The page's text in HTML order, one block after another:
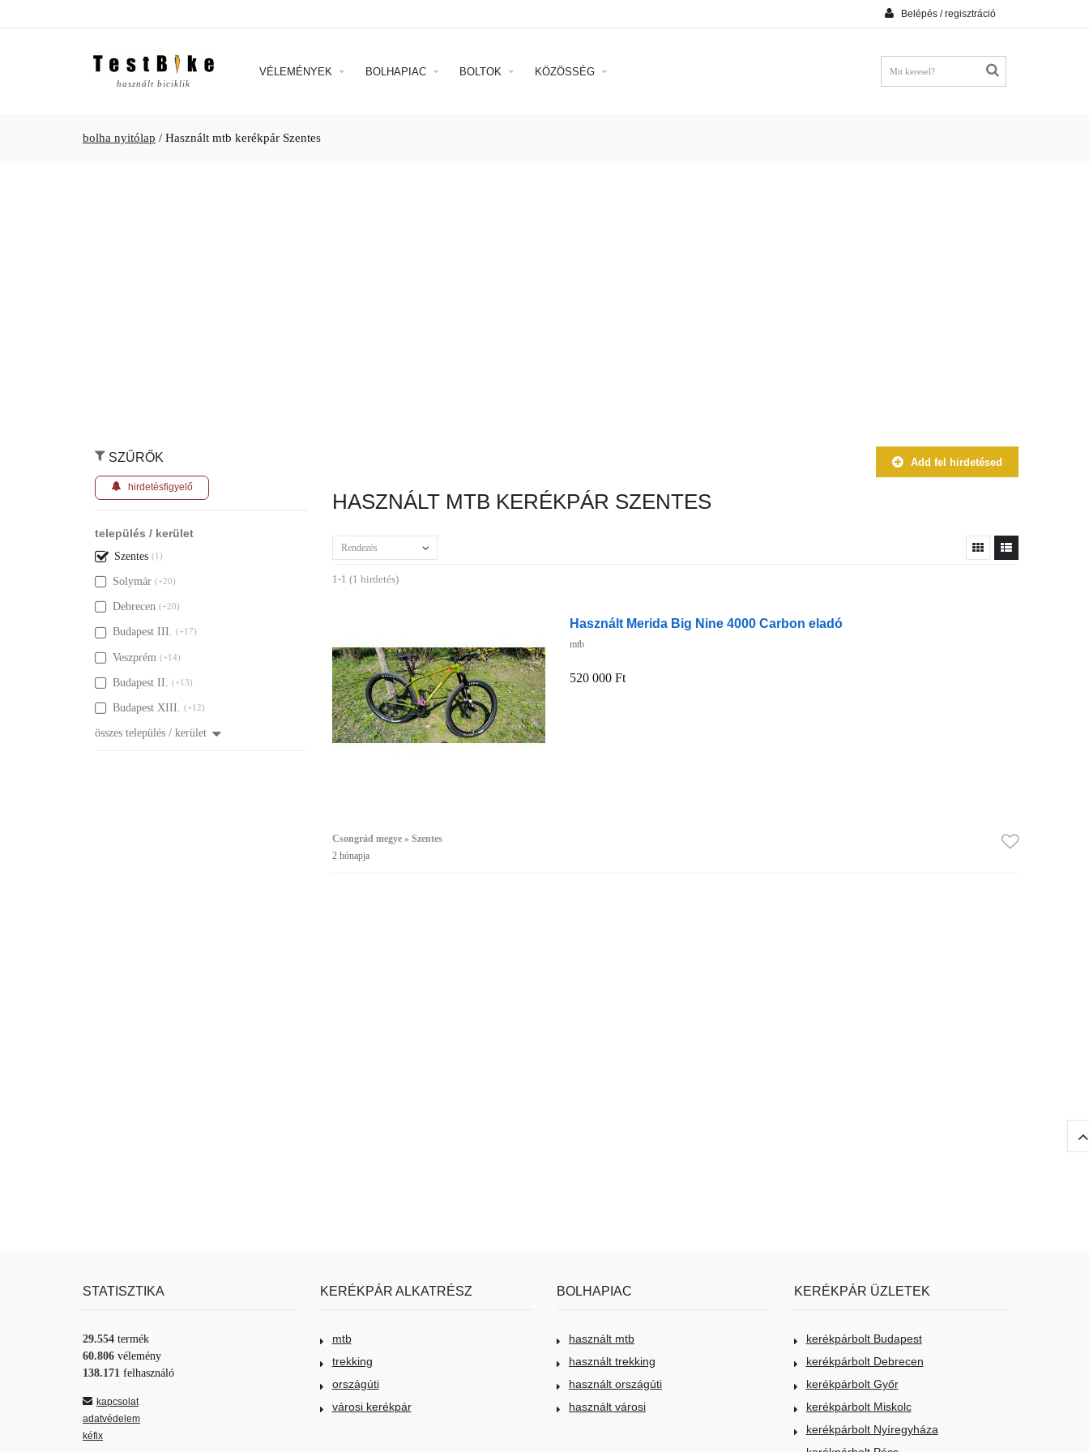
Belépés / regisztráció
használt biciklik
VÉLEMÉNYEK BOLHAPIAC BOLTOK KÖZÖSSÉG
bolha nyitólap / Használt mtb kerékpár Szentes
SZŰRŐK
hirdetésfigyelő
település / kerület
Szentes (1)
Solymár (+20)
Debrecen (+20)
Budapest III. (+17)
Veszprém (+14)
Budapest II. (+13)
Budapest XIII. (+12)
összes település / kerület
Add fel hirdetésed
HASZNÁLT MTB KERÉKPÁR SZENTES
Rendezés
1-1 (1 hirdetés)
Használt Merida Big Nine 4000 Carbon eladó
mtb
520 000 Ft
Csongrád megye » Szentes
2 hónapja
STATISZTIKA
29.554 termék
60.806 vélemény
138.171 felhasználó
kapcsolat
adatvédelem
kéfix
KERÉKPÁR ALKATRÉSZ
mtb
trekking
országúti
városi kerékpár
BOLHAPIAC
használt mtb
használt trekking
használt országúti
használt városi
KERÉKPÁR ÜZLETEK
kerékpárbolt Budapest
kerékpárbolt Debrecen
kerékpárbolt Győr
kerékpárbolt Miskolc
kerékpárbolt Nyíregyháza